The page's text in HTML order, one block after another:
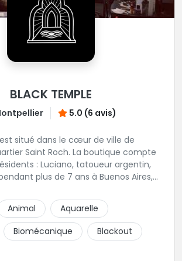
BLACK TEMPLE
5.0 (6 avis)
est situé dans le cœur de ville de
Roch. La boutique compte
tatoueur argentin,
plus de 7 ans à Buenos Aires,
plusieurs boutiques de la ville
notre équipe. La boutique
artistes tatoueurs en tant que
long de l'année afin de proposer
Animal
Aquarelle
Biomécanique
Blackout